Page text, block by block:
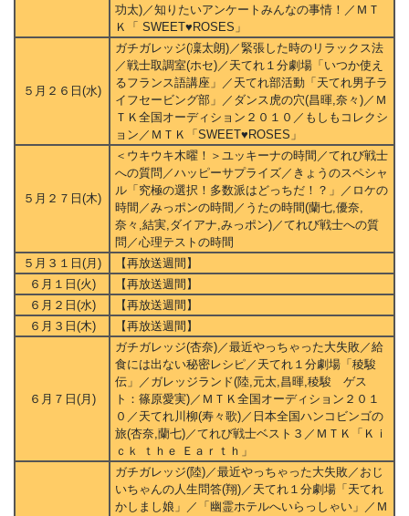
功太)／知りたいアンケートみんなの事情！／ＭＴ
Ｋ「 SWEET♥ROSES」
５月２６日(水)
ガチガレッジ(凜太朗)／緊張した時のリラックス法
／戦士取調室(ホセ)／天てれ１分劇場「いつか使え
るフランス語講座」／天てれ部活動「天てれ男子ラ
イフセービング部」／ダンス虎の穴(昌暉,奈々)／Ｍ
ＴＫ全国オーディション２０１０／もしもコレクシ
ョン／ＭＴＫ「SWEET♥ROSES」
５月２７日(木)
＜ウキウキ木曜！＞ユッキーナの時間／てれび戦士
への質問／ハッピーサプライズ／きょうのスペシャ
ル「究極の選択！多数派はどっちだ！？」／ロケの
時間／みっポンの時間／うたの時間(蘭七,優奈,
奈々,結実,ダイアナ,みっポン)／てれび戦士への質
問／心理テストの時間
５月３１日(月)
【再放送週間】
６月１日(火)
【再放送週間】
６月２日(水)
【再放送週間】
６月３日(木)
【再放送週間】
６月７日(月)
ガチガレッジ(杏奈)／最近やっちゃった大失敗／給
食には出ない秘密レシピ／天てれ１分劇場「稜駿
伝」／ガレッジランド(陸,元太,昌暉,稜駿 ゲス
ト：篠原愛実)／ＭＴＫ全国オーディション２０１
０／天てれ川柳(寿々歌)／日本全国ハンコビンゴの
旅(杏奈,蘭七)／てれび戦士ベスト３／ＭＴＫ「Ｋｉ
ｃｋ ｔｈｅ Ｅａｒｔｈ」
ガチガレッジ(陸)／最近やっちゃった大失敗／おじ
いちゃんの人生問答(翔)／天てれ１分劇場「天てれ
かしまし娘」／「幽霊ホテルへいらっしゃい」／Ｍ